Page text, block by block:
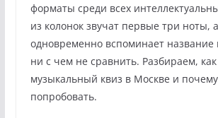
форматы среди всех
из колонок звучат первые три ноты,
одновременно вспоминает
ни с чем не сравнить. Разбираем, как
музыкальный квиз в Москве и почему
попробовать.